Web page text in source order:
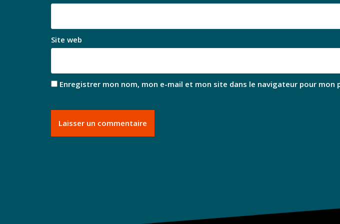
Site web
Enregistrer mon nom, mon e-mail et mon site dans le navigateur pour mon